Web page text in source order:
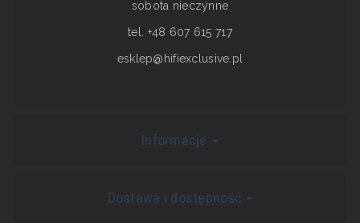
sobota nieczynne
tel. +48 607 615 717
esklep@hifiexclusive.pl
Informacje
Dostawa i dostępność